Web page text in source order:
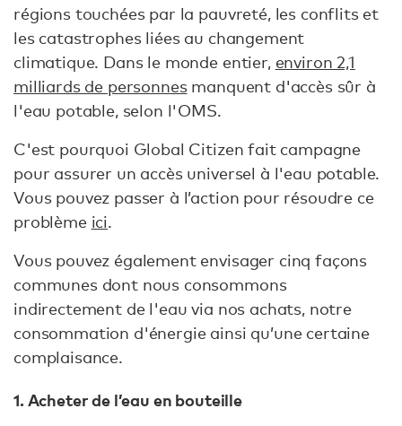
régions touchées par la pauvreté, les conflits et
les catastrophes liées au changement
climatique. Dans le monde entier, environ 2,1
milliards de personnesmanquent d'accès sûr à
l'eau potable, selon l'OMS.
C'est pourquoi Global Citizen fait campagne
pour assurer un accès universel à l'eau potable.
Vous pouvez passer à l’action pour résoudre ce
problème ici.
Vous pouvez également envisager cinq façons
communes dont nous consommons
indirectement de l'eau via nos achats, notre
consommation d'énergie ainsi qu’une certaine
complaisance.
1. Acheter de l’eau en bouteille